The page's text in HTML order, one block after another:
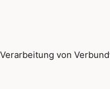
Verarbeitung von